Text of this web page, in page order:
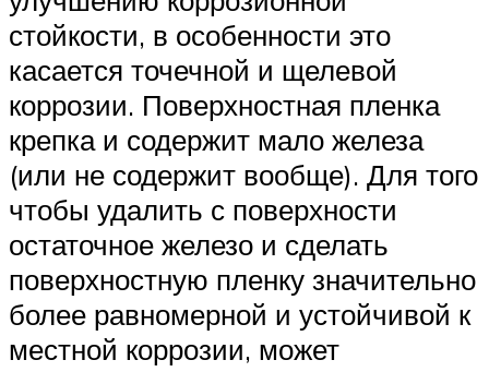
стойкости, в особенности это
касается точечной и щелевой
коррозии. Поверхностная пленка
крепка и содержит мало железа
(или не содержит вообще). Для того
чтобы удалить с поверхности
остаточное железо и сделать
поверхностную пленку значительно
более равномерной и устойчивой к
местной коррозии, может